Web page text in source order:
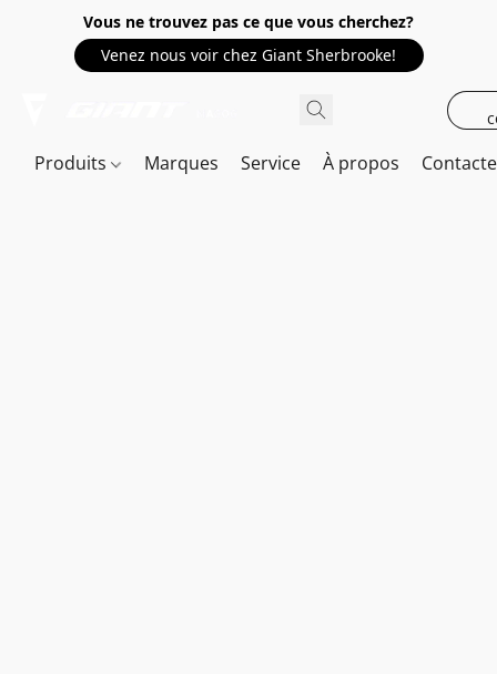
Vous ne trouvez pas ce que vous cherchez?
Venez nous voir chez Giant Sherbrooke!
Produits Marques Service À propos